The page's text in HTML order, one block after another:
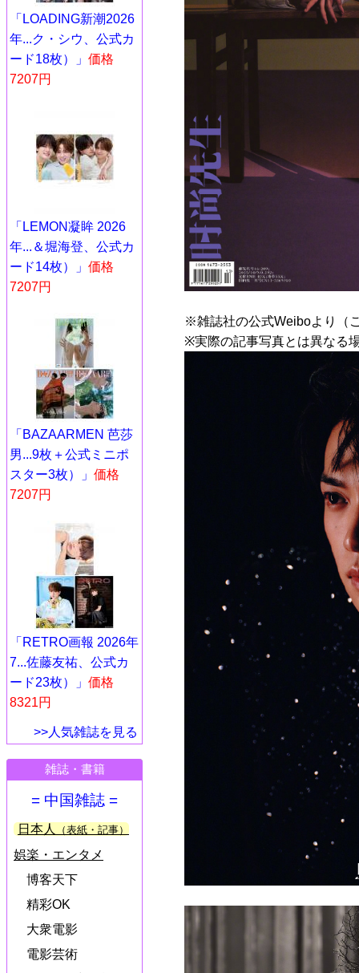
「LOADING新潮2026
年...ク・シウ、公式カ
ード18枚）」 価格
7207円
「LEMON凝眸 2026
年...＆堀海登、公式カ
ード14枚）」 価格
7207円
「BAZAARMEN 芭莎
男...9枚＋公式ミニポ
スター3枚）」 価格
7207円
「RETRO画報 2026年
7...佐藤友祐、公式カ
ード23枚）」 価格
8321円
>>人気雑誌を見る
雑誌・書籍
= 中国雑誌 =
日本人 （表紙・記事）
娯楽・エンタメ
博客天下
精彩OK
大衆電影
電影芸術
※雑誌社の公式Weiboより（
※実際の記事写真とは異なる